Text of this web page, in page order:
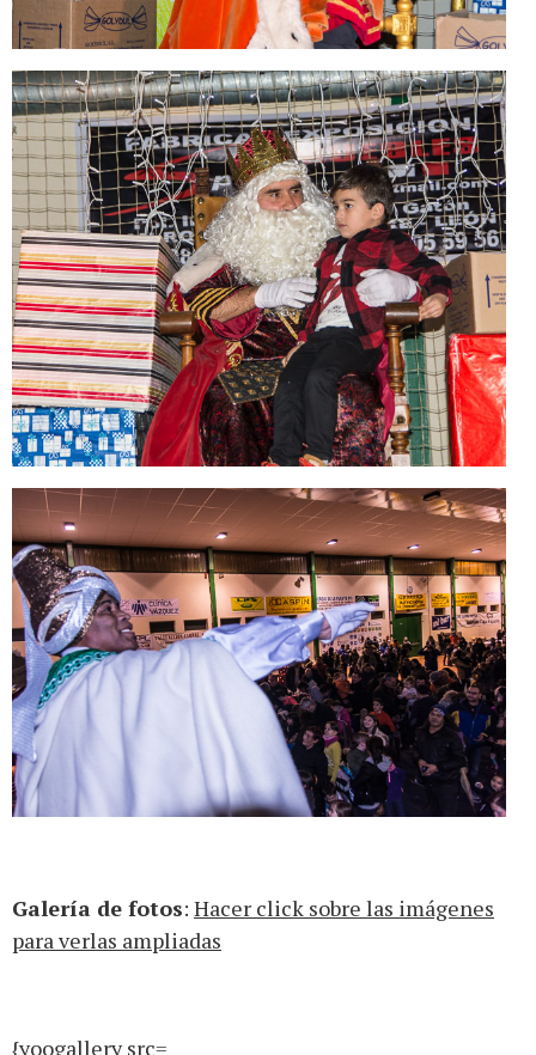
Galería de fotos: Hacer click sobre las imágenes
para verlas ampliadas
{yoogallery src=